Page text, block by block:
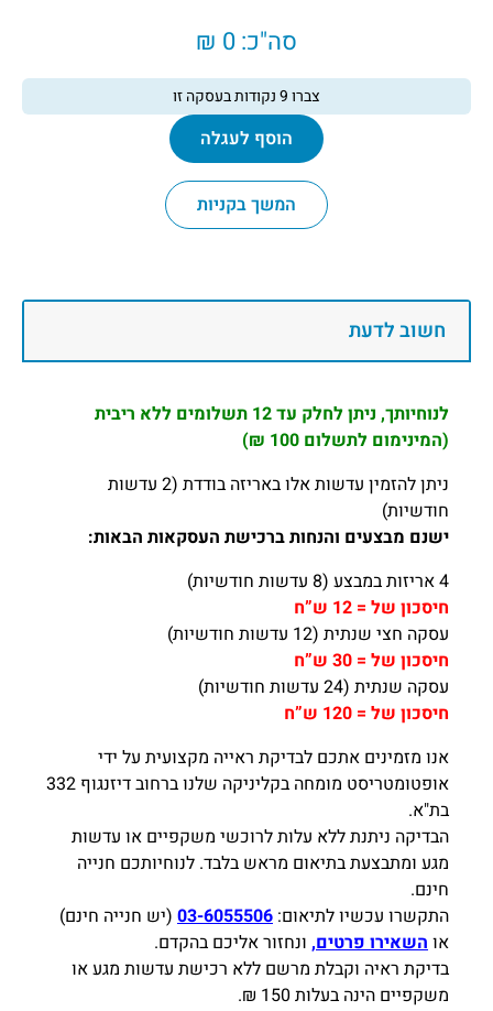
סה"כ:0 ₪
צברו9נקודות בעסקה זו
הוסף לעגלה
המשך בקניות
חשוב לדעת
לנוחיותך, ניתן לחלק עד 12 תשלומים ללא ריבית
(המינימום לתשלום 100 ₪)
ניתן להזמין עדשות אלו באריזה בודדת (2 עדשות
חודשיות)
ישנם מבצעים והנחות ברכישת העסקאות הבאות:
4 אריזות במבצע (8 עדשות חודשיות)
חיסכון של = 12 ש”ח
עסקה חצי שנתית (12 עדשות חודשיות)
חיסכון של = 30 ש”ח
עסקה שנתית (24 עדשות חודשיות)
חיסכון של = 120 ש”ח
אנו מזמינים אתכם לבדיקת ראייה מקצועית על ידי
אופטומטריסט מומחה בקליניקה שלנו ברחוב דיזנגוף 332
בת"א.
הבדיקה ניתנת ללא עלות לרוכשי משקפיים או עדשות
מגע ומתבצעת בתיאום מראש בלבד. לנוחיותכם חנייה
חינם.
התקשרו עכשיו לתיאום: 03-6055506 (יש חנייה חינם)
אוהשאירו פרטים, ונחזור אליכם בהקדם.
בדיקת ראיה וקבלת מרשם ללא רכישת עדשות מגע או
משקפיים הינה בעלות 150 ₪.